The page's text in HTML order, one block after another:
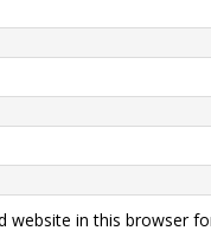
website in this browser